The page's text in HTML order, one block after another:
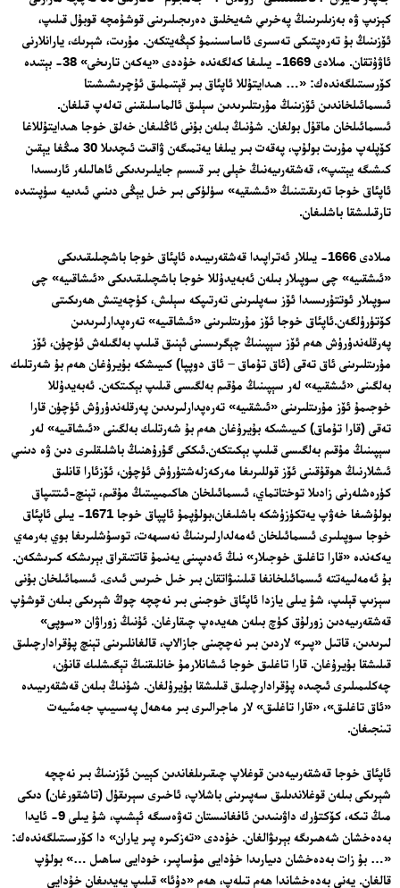
كېزىپ ۋە بەزىلىرىنىڭ پەخرىي شەيخلىق دەرىجىلىرىنى قوشۇمچە قوبۇل قىلىپ،
ئۆزىنىڭ بۇ تەرەپتىكى تەسىرى ئاساسىنىمۇ كېڭەيتكەن. مۇرىت، شېرىك، يارانلارنى
ئاۋۇتقان. مىلادى 1669- يىلىغا كەلگەندە خۇددى «يەكەن تارىخى» 38- بېتىدە
كۆرسىتىلگەندەك: «… ھىدايتۇللا ئاپئاق بىر قېتىملىق ئۇچرىشىشىتا
ئىسمائىلخاندىن ئۆزىنىڭ مۇرىتلىرىدىن سېلىق ئالماسلىقىنى تەلەپ قىلغان.
ئىسمائىلخان ماقۇل بولغان. شۇنىڭ بىلەن بۇنى ئاڭلىغان خەلق خوجا ھىدايتۇللاغا
كۆپلەپ مۇرىت بولۇپ، پەقەت بىر يىلغا يەتمىگەن ۋاقىت ئىچدىلا 30 مىڭغا يېقىن
كىشىگە يېتىپ»، قەشقەرىيەنىڭ خېلى بىر قىسىم جايلىرىدىكى ئاھالىلەر ئارىسىدا
ئاپئاق خوجا تەرىقىتىنىڭ «ئىشىقيە» سۈلۈكى بىر خىل يېڭى دىنىي ئىدىيە سۈپىتىدە
تارقىلىشقا باشلىغان.
مىلادى 1666- يىللار ئەتراپىدا قەشقەرىيىدە ئاپئاق خوجا باشچىلىقىدىكى
«ئىشقىيە» چى سوپىلار بىلەن ئەبەيدۇللا خوجا باشچىلىقىدىكى «ئىشاقىيە» چى
سوپىلار ئوتتۇرىسىدا ئۆز سەپلىرىنى تەرتىپكە سېلىش، كۈچەيتىش ھەرىكىتى
كۆتۈرۈلگەن.ئاپئاق خوجا ئۆز مۇرىتلىرىنى «ئىشاقىيە» تەرەپدارلىرىدىن
پەرقلەندۈرۈش ھەم ئۆز سېپىنىڭ چېگرىسىنى ئېنىق قىلىپ بەلگىلەش ئۈچۈن، ئۆز
مۇرىتلىرىنى ئاق تەقى (ئاق تۇماق – ئاق دوپپا) كىيىشكە بۇيرۇغان ھەم بۇ شەرتلىك
بەلگىنى «ئىشقىيە» لەر سېپىنىڭ مۇقىم بەلگىسى قىلىپ بېكىتكەن. ئەبەيدۇللا
خوجىمۇ ئۆز مۇرىتلىرىنى «ئىشقىيە» تەرەپدارلىرىدىن پەرقلەندۈرۈش ئۈچۈن قارا
تەقى (قارا تۇماق) كىيىشىكە بۇيرۇغان ھەم بۇ شەرتلىك بەلگىنى «ئىشاقىيە» لەر
سېپىنىڭ مۇقىم بەلگىسى قىلىپ بېكىتكەن.ئىككى گۇرۇھنىڭ باشلىقلىرى دىن ۋە دىنىي
ئىشلارنىڭ ھوقۇقىنى ئۆز قوللىرىغا مەركەزلەشتۈرۈش ئۈچۈن، ئۆزئارا قانلىق
كۈرەشلەرنى زادىلا توختاتماي، ئىسمائىلخان ھاكىمىيىتىڭ مۇقىم، تېنچ-ئىتتىپاق
بولۇشىغا خەۋپ يەتكۈزۈشكە باشلىغان،بولۇپمۇ ئاپپاق خوجا 1671- يىلى ئاپئاق
خوجا سوپىلىرى ئىسمائىلخان ئەمەلدارلىرىنىڭ نەسىھەت، توسۇشلىرىغا بوي بەرمەي
يەكەندە «قارا تاغلىق خوجىلار» نىڭ ئەدىپىنى يەنىمۇ قاتتىقراق بېرىشكە كىرىشكەن.
بۇ ئەمەلىيەتتە ئىسمائىلخانغا قىلىنىۋاتقان بىر خىل خىرىس ئىدى. ئىسمائىلخان بۇنى
سېزىپ قېلىپ، شۇ يىلى يازدا ئاپئاق خوجىنى بىر نەچچە چوڭ شېرىكى بىلەن قوشۇپ
قەشقەرىيەدىن زورلۇق كۈچ بىلەن ھەيدەپ چىقارغان. ئۇنىڭ زوراۋان «سوپى»
لىرىدىن، قاتىل «پىر» لاردىن بىر نەچچىنى جازالاپ، قالغانلىرىنى تېنچ پۇقرادارچىلىق
قىلىشقا بۇيرۇغان. قارا تاغلىق خوجا ئىشانلارمۇ خانلىقنىڭ تېگىشلىك قانۇن،
چەكلىمىلىرى ئىچىدە پۇقرادارچىلىق قىلىشقا بۇيرۇلغان. شۇنىڭ بىلەن قەشقەرىيىدە
«ئاق تاغلىق»، «قارا تاغلىق» لار ماجرالىرى بىر مەھەل پەسىيىپ جەمئىيەت
تىنجىغان.
ئاپئاق خوجا قەشقەرىيەدىن قوغلاپ چىقىرىلغاندىن كېيىن ئۆزىنىڭ بىر نەچچە
شېرىكى بىلەن قوغلاندىلىق سەپىرىنى باشلاپ، ئاخىرى سېرىقۇل (تاشقورغان) دىكى
مىڭ تىكە، كۆكتۈرك داۋىنىدىن ئافغانىستان تەۋەسىگە ئېشىپ، شۇ يىلى 9- ئايدا
بەدەخشان شەھىرىگە بېرىۋالغان. خۇددى «تەزكىرە پىر ياران» دا كۆرسىتىلگەندەك:
«… بۇ زات بەدەخشان دىيارىدا خۇدايى مۇساپىر، خودايى ساھىل …» بولۇپ
قالغان. يەنى بەدەخشاندا ھەم تىلەپ، ھەم «دۇئا» قىلىپ يەيدىغان خۇدايى